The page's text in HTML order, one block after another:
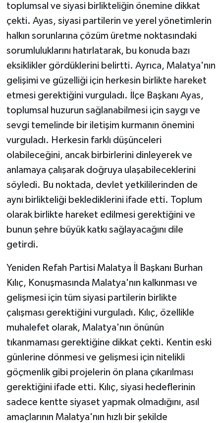
toplumsal ve siyasi birlikteliğin önemine dikkat
çekti. Ayas, siyasi partilerin ve yerel yönetimlerin
halkın sorunlarına çözüm üretme noktasındaki
sorumluluklarını hatırlatarak, bu konuda bazı
eksiklikler gördüklerini belirtti. Ayrıca, Malatya'nın
gelişimi ve güzelliği için herkesin birlikte hareket
etmesi gerektiğini vurguladı. İlçe Başkanı Ayas,
toplumsal huzurun sağlanabilmesi için saygı ve
sevgi temelinde bir iletişim kurmanın önemini
vurguladı. Herkesin farklı düşünceleri
olabileceğini, ancak birbirlerini dinleyerek ve
anlamaya çalışarak doğruya ulaşabileceklerini
söyledi. Bu noktada, devlet yetkililerinden de
aynı birlikteliği beklediklerini ifade etti. Toplum
olarak birlikte hareket edilmesi gerektiğini ve
bunun şehre büyük katkı sağlayacağını dile
getirdi.
Yeniden Refah Partisi Malatya İl Başkanı Burhan
Kılıç, Konuşmasında Malatya'nın kalkınması ve
gelişmesi için tüm siyasi partilerin birlikte
çalışması gerektiğini vurguladı. Kılıç, özellikle
muhalefet olarak, Malatya'nın önünün
tıkanmaması gerektiğine dikkat çekti. Kentin eski
günlerine dönmesi ve gelişmesi için nitelikli
göçmenlik gibi projelerin ön plana çıkarılması
gerektiğini ifade etti. Kılıç, siyasi hedeflerinin
sadece kentte siyaset yapmak olmadığını, asıl
amaçlarının Malatya'nın hızlı bir şekilde